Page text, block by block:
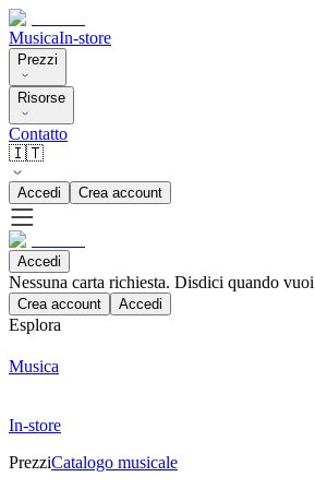
MusicaIn-store
Prezzi
Risorse
Contatto
🇮🇹
Accedi Crea account
Accedi
Nessuna carta richiesta. Disdici quando
Crea account Accedi
Esplora
Musica
In-store
PrezziCatalogo musicale